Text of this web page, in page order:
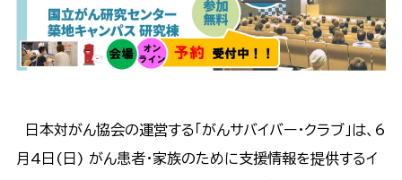
日本対がん協会の運営する「がんサバイバー・クラブ」は、6
月4日(日) がん患者・家族のために支援情報を提供するイ